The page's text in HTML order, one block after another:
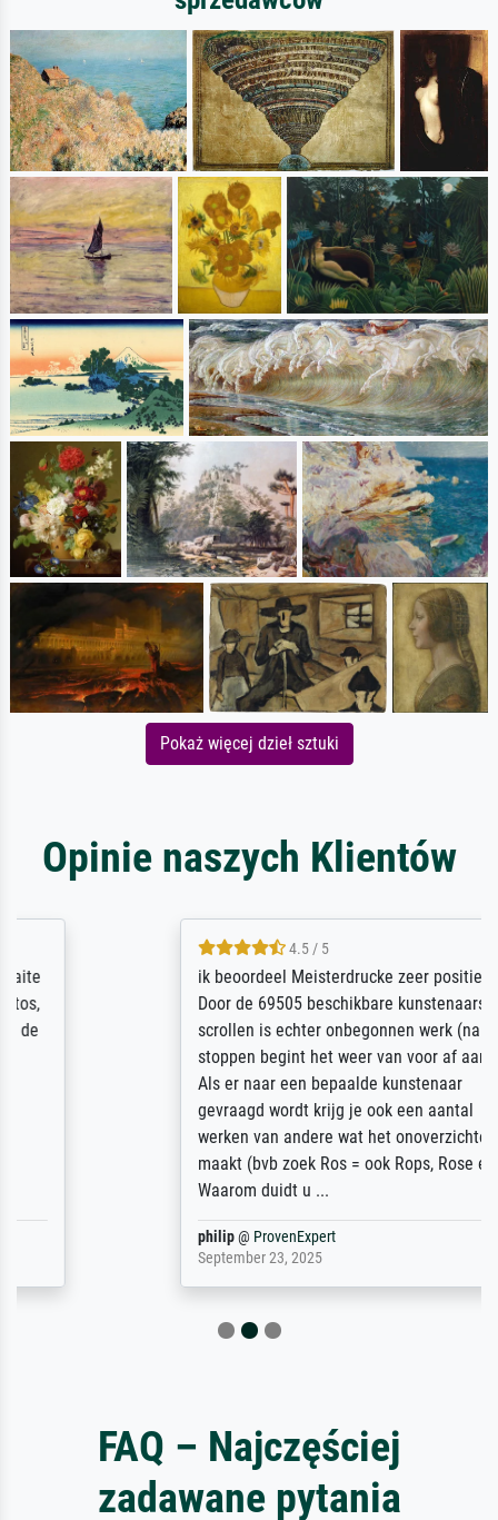
Pokaż więcej dzieł sztuki
Opinie naszych Klientów
4.5 / 5
ik beoordeel Meisterdrucke zeer positief.
Door de 69505 beschikbare kunstenaars
scrollen is echter onbegonnen werk (na
stoppen begint het weer van voor af aan).
Als er naar een bepaalde kunstenaar
gevraagd wordt krijg je ook een aantal
werken van andere wat het onoverzichtelijk
maakt (bvb zoek Ros = ook Rops, Rose etc).
Waarom duidt u ...
ProvenExpert
September 23, 2025
FAQ – Najczęściej
zadawane pytania